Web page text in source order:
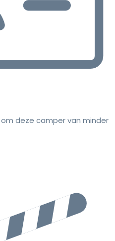
deze camper van minder